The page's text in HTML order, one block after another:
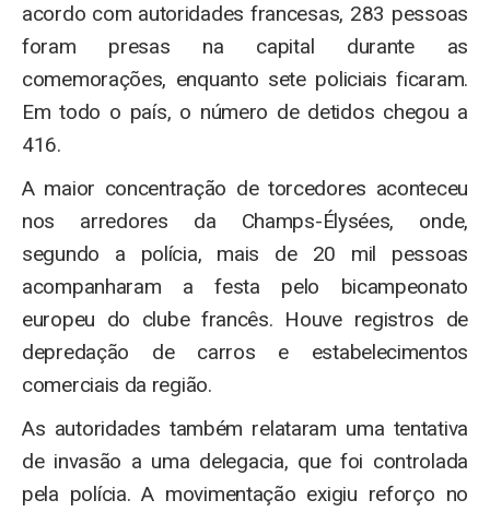
acordo com autoridades francesas, 283 pessoas
foram presas na capital durante as
comemorações, enquanto sete policiais ficaram.
Em todo o país, o número de detidos chegou a
416.
A maior concentração de torcedores aconteceu
nos arredores da Champs-Élysées, onde,
segundo a polícia, mais de 20 mil pessoas
acompanharam a festa pelo bicampeonato
europeu do clube francês. Houve registros de
depredação de carros e estabelecimentos
comerciais da região.
As autoridades também relataram uma tentativa
de invasão a uma delegacia, que foi controlada
pela polícia. A movimentação exigiu reforço no